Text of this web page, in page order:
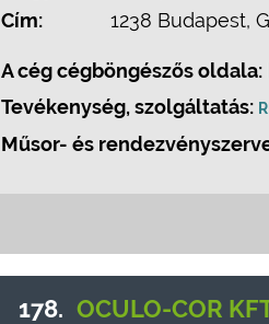
Cím:
1238 Budapest,
A cég cégböngészős oldala:
Tevékenység, szolgáltatás:
Műsor- és
178. OCULO-COR